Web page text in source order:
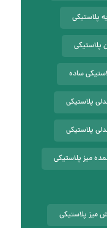
پلاستیکی
پلاستیکی
ساده
پلاستیکی
پلاستیکی
میز پلاستیکی
میز پلاستیکی